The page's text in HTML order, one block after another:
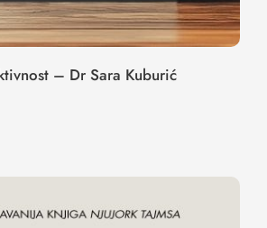
– Dr Sara Kuburić